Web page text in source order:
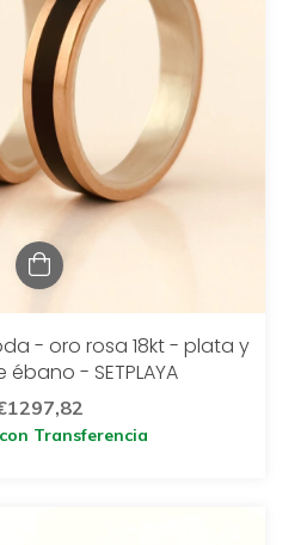
- oro rosa 18kt - plata y
- SETPLAYA
con Transferencia